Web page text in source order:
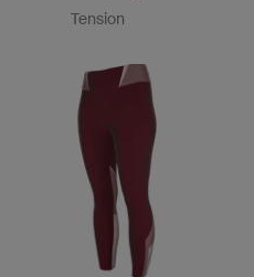
Tension